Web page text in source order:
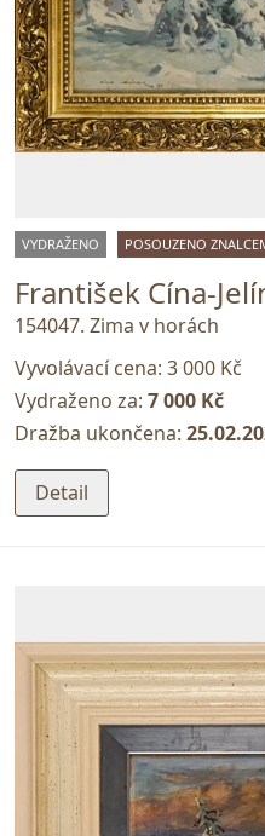
VYDRAŽENO POSOUZENO
František Cína-
154047. Zima v horách
Vyvolávací cena: 3 000 Kč
Vydraženo za: 7 000 Kč
Dražba ukončena:
Detail